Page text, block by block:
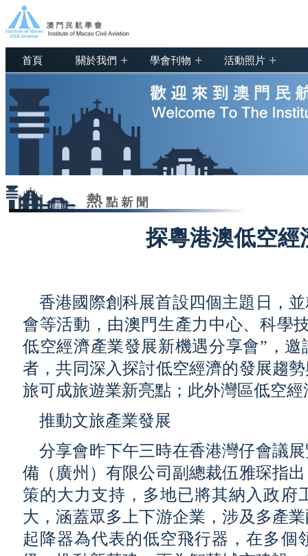
首頁 關於我們 + 學會刊物 + 活動照片 +
探粵港澳低空經
香港國際創科展首設四個主題日，
會等活動，由澳門生產力中心、科學
低空經濟產業發展新機遇分享會”，
者，共同深入探討低空經濟的發展趨
旅可成旅遊業新亮點；此外灣區低空
推動文旅產業發展
分享會昨下午三時在香港灣仔會議
備（廣州）有限公司副總裁伍雅琛指
策的大力支持，多地已將其納入政府
大，涵蓋眾多上下游企業，涉及多產
起降器為代表的低空飛行器，在多個